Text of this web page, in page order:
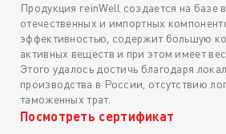
Продукция reinWell создается на базе
отечественных и импортных
эффективностью, содержит большую
активных веществ и при этом имеет
Этого удалось достичь благодаря
производства в России, отсутствию
таможенных трат.
Посмотреть сертификат